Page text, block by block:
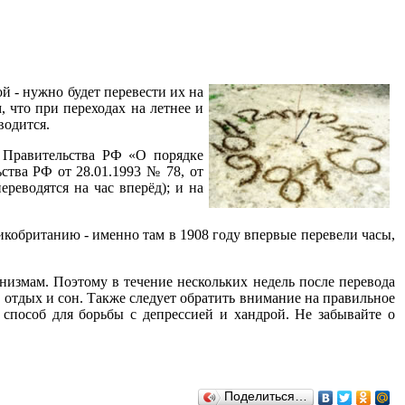
- нужно будет перевести их на
что при переходах на летнее и
РФ «О порядке
РФ от 28.01.1993 № 78, от
на час вперёд); и на
- именно там в 1908 году впервые перевели часы,
Поэтому в течение нескольких недель после перевода
и сон. Также следует обратить внимание на правильное
для борьбы с депрессией и хандрой. Не забывайте о
Поделиться…